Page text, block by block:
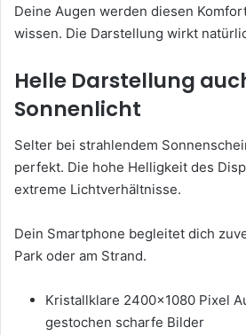
Deine Augen werden diesen
wissen. Die Darstellung wirkt
Helle Darstellung
Sonnenlicht
Selter bei strahlendem
perfekt. Die hohe Helligkeit des
extreme Lichtverhältnisse.
Dein Smartphone begleitet dich
Park oder am Strand.
Kristallklare 2400×1080 Pixel
gestochen scharfe Bilder